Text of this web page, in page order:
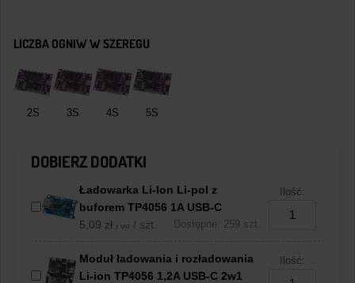
LICZBA OGNIW W SZEREGU
2S 3S 4S 5S
DOBIERZ DODATKI
Ładowarka Li-Ion Li-pol z
buforem TP4056 1A USB-C
5,09 zł z VAT / szt. Dostępne: 259 szt.
Ilość:
Moduł ładowania i rozładowania
Li-ion TP4056 1,2A USB-C 2w1
Ilość: